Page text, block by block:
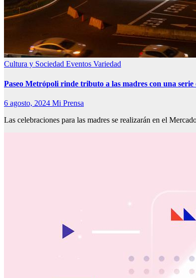
Cultura y Sociedad Eventos Variedad
Paseo Metrópoli rinde tributo a las madres con una serie
6 agosto, 2024 Mi Prensa
Las celebraciones para las madres se realizarán en el